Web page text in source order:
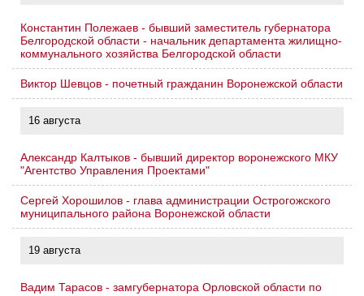
Константин Полежаев - бывший заместитель губернатора
Белгородской области - начальник департамента жилищно-
коммунального хозяйства Белгородской области
Виктор Шевцов - почетный гражданин Воронежской области
16 августа
Александр Калтыков - бывший директор воронежского МКУ
"Агентство Управления Проектами"
Сергей Хорошилов - глава администрации Острогожского
муниципального района Воронежской области
19 августа
Вадим Тарасов - замгубернатора Орловской области по